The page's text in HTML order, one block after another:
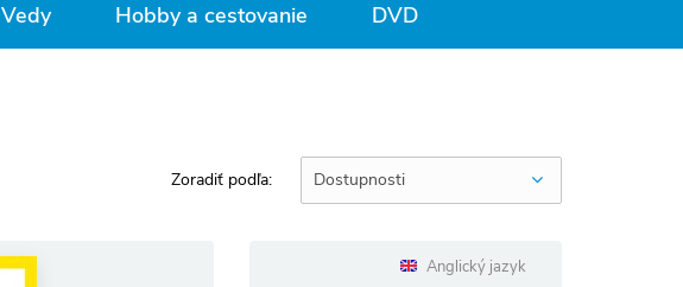
Vedy Hobby a cestovanie DVD
Zoradiť podľa: Dostupnosti
Anglický jazyk